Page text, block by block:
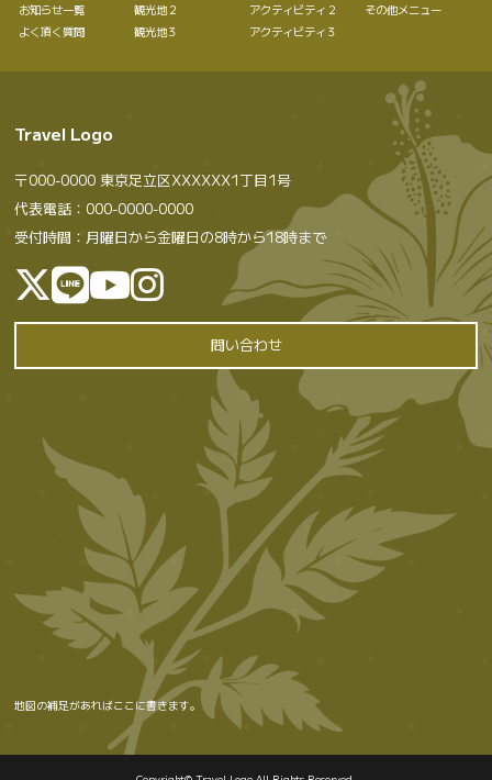
お知らせ一覧
よく頂く質問
観光地２
観光地３
アクティビティ２
アクティビティ３
その他メニュー
Travel Logo
〒000-0000 東京足立区XXXXXX1丁目1号
代表電話：000-0000-0000
受付時間：月曜日から金曜日の8時から18時まで
問い合わせ
地図の補足があればここに書きます。